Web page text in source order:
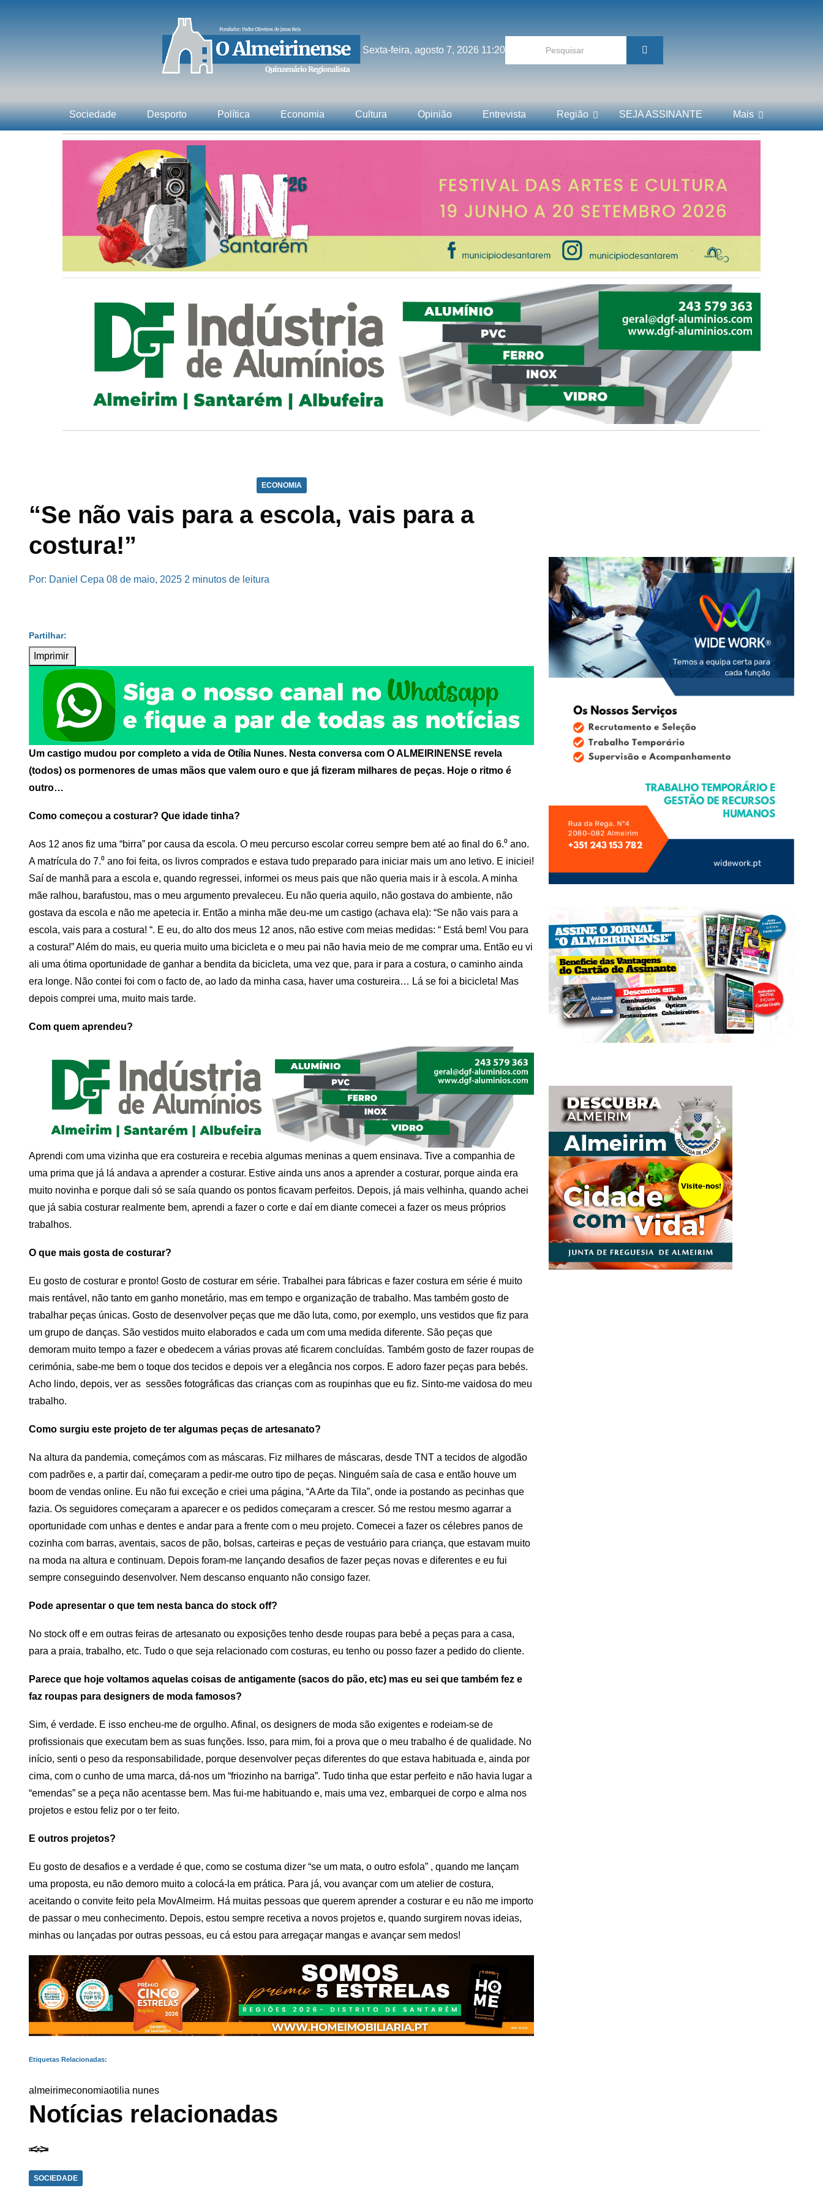
Sexta-feira, agosto 7, 2026 11:20
Sociedade Desporto Política Economia Cultura Opinião Entrevista Região SEJA ASSINANTE Mais
ECONOMIA
“Se não vais para a escola, vais para a
costura!”
Por: Daniel Cepa 08 de maio, 2025 2 minutos de leitura
Imprimir
Um castigo mudou por completo a vida de Otília Nunes. Nesta conversa com O ALMEIRINENSE revela
(todos) os pormenores de umas mãos que valem ouro e que já fizeram milhares de peças. Hoje o ritmo é
outro…
Como começou a costurar? Que idade tinha?
Aos 12 anos fiz uma “birra” por causa da escola. O meu percurso escolar correu sempre bem até ao final do 6.⁰ ano.
A matrícula do 7.⁰ ano foi feita, os livros comprados e estava tudo preparado para iniciar mais um ano letivo. E iniciei!
Saí de manhã para a escola e, quando regressei, informei os meus pais que não queria mais ir à escola. A minha
mãe ralhou, barafustou, mas o meu argumento prevaleceu. Eu não queria aquilo, não gostava do ambiente, não
gostava da escola e não me apetecia ir. Então a minha mãe deu-me um castigo (achava ela): “Se não vais para a
escola, vais para a costura! “. E eu, do alto dos meus 12 anos, não estive com meias medidas: “ Está bem! Vou para
a costura!” Além do mais, eu queria muito uma bicicleta e o meu pai não havia meio de me comprar uma. Então eu vi
ali uma ótima oportunidade de ganhar a bendita da bicicleta, uma vez que, para ir para a costura, o caminho ainda
era longe. Não contei foi com o facto de, ao lado da minha casa, haver uma costureira… Lá se foi a bicicleta! Mas
depois comprei uma, muito mais tarde.
Com quem aprendeu?
Aprendi com uma vizinha que era costureira e recebia algumas meninas a quem ensinava. Tive a companhia de
uma prima que já lá andava a aprender a costurar. Estive ainda uns anos a aprender a costurar, porque ainda era
muito novinha e porque dali só se saía quando os pontos ficavam perfeitos. Depois, já mais velhinha, quando achei
que já sabia costurar realmente bem, aprendi a fazer o corte e daí em diante comecei a fazer os meus próprios
trabalhos.
O que mais gosta de costurar?
Eu gosto de costurar e pronto! Gosto de costurar em série. Trabalhei para fábricas e fazer costura em série é muito
mais rentável, não tanto em ganho monetário, mas em tempo e organização de trabalho. Mas também gosto de
trabalhar peças únicas. Gosto de desenvolver peças que me dão luta, como, por exemplo, uns vestidos que fiz para
um grupo de danças. São vestidos muito elaborados e cada um com uma medida diferente. São peças que
demoram muito tempo a fazer e obedecem a várias provas até ficarem concluídas. Também gosto de fazer roupas de
cerimónia, sabe-me bem o toque dos tecidos e depois ver a elegância nos corpos. E adoro fazer peças para bebés.
Acho lindo, depois, ver as sessões fotográficas das crianças com as roupinhas que eu fiz. Sinto-me vaidosa do meu
trabalho.
Como surgiu este projeto de ter algumas peças de artesanato?
Na altura da pandemia, começámos com as máscaras. Fiz milhares de máscaras, desde TNT a tecidos de algodão
com padrões e, a partir daí, começaram a pedir-me outro tipo de peças. Ninguém saía de casa e então houve um
boom de vendas online. Eu não fui exceção e criei uma página, “A Arte da Tila”, onde ia postando as pecinhas que
fazia. Os seguidores começaram a aparecer e os pedidos começaram a crescer. Só me restou mesmo agarrar a
oportunidade com unhas e dentes e andar para a frente com o meu projeto. Comecei a fazer os célebres panos de
cozinha com barras, aventais, sacos de pão, bolsas, carteiras e peças de vestuário para criança, que estavam muito
na moda na altura e continuam. Depois foram-me lançando desafios de fazer peças novas e diferentes e eu fui
sempre conseguindo desenvolver. Nem descanso enquanto não consigo fazer.
Pode apresentar o que tem nesta banca do stock off?
No stock off e em outras feiras de artesanato ou exposições tenho desde roupas para bebé a peças para a casa,
para a praia, trabalho, etc. Tudo o que seja relacionado com costuras, eu tenho ou posso fazer a pedido do cliente.
Parece que hoje voltamos aquelas coisas de antigamente (sacos do pão, etc) mas eu sei que também fez e
faz roupas para designers de moda famosos?
Sim, é verdade. E isso encheu-me de orgulho. Afinal, os designers de moda são exigentes e rodeiam-se de
profissionais que executam bem as suas funções. Isso, para mim, foi a prova que o meu trabalho é de qualidade. No
início, senti o peso da responsabilidade, porque desenvolver peças diferentes do que estava habituada e, ainda por
cima, com o cunho de uma marca, dá-nos um “friozinho na barriga”. Tudo tinha que estar perfeito e não havia lugar a
“emendas” se a peça não acentasse bem. Mas fui-me habituando e, mais uma vez, embarquei de corpo e alma nos
projetos e estou feliz por o ter feito.
E outros projetos?
Eu gosto de desafios e a verdade é que, como se costuma dizer “se um mata, o outro esfola” , quando me lançam
uma proposta, eu não demoro muito a colocá-la em prática. Para já, vou avançar com um atelier de costura,
aceitando o convite feito pela MovAlmeirm. Há muitas pessoas que querem aprender a costurar e eu não me importo
de passar o meu conhecimento. Depois, estou sempre recetiva a novos projetos e, quando surgirem novas ideias,
minhas ou lançadas por outras pessoas, eu cá estou para arregaçar mangas e avançar sem medos!
Etiquetas Relacionadas:
almeirimeconomiaotilia nunes
Notícias relacionadas
SOCIEDADE